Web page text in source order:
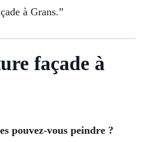
à Grans.”
façade à
pouvez-vous peindre ?